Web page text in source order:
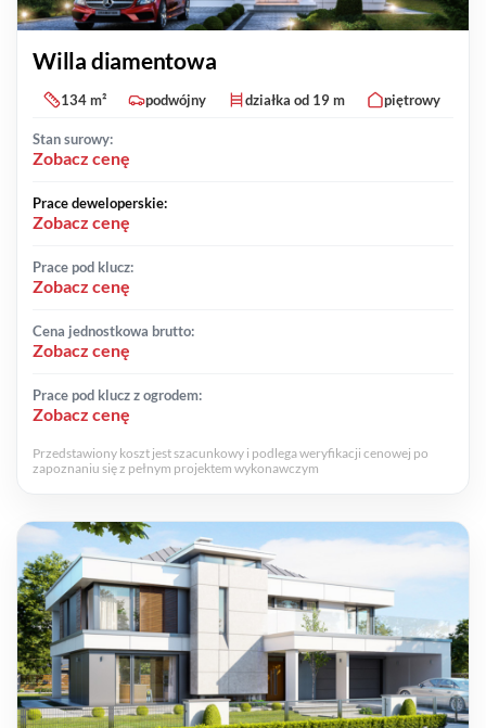
Willa diamentowa
134 m² podwójny działka od 19 m piętrowy
Stan surowy:
Zobacz cenę
Prace deweloperskie:
Zobacz cenę
Prace pod klucz:
Zobacz cenę
Cena jednostkowa brutto:
Zobacz cenę
Prace pod klucz z ogrodem:
Zobacz cenę
Przedstawiony koszt jest szacunkowy i podlega weryfikacji cenowej po
zapoznaniu się z pełnym projektem wykonawczym